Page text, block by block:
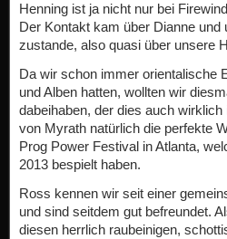
Henning ist ja nicht nur bei
Der Kontakt kam über Dianne
zustande, also quasi über unsere
Da wir schon immer orientalische
und Alben hatten, wollten wir
dabeihaben, der dies auch
von Myrath natürlich die perfekte
Prog Power Festival in Atlanta,
2013 bespielt haben.
Ross kennen wir seit einer
und sind seitdem gut befreundet.
diesen herrlich raubeinigen,